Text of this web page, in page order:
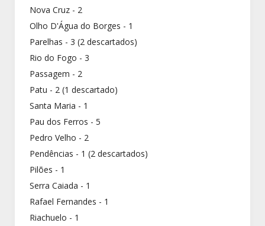
Nova Cruz - 2
Olho D'Água do Borges - 1
Parelhas - 3 (2 descartados)
Rio do Fogo - 3
Passagem - 2
Patu - 2 (1 descartado)
Santa Maria - 1
Pau dos Ferros - 5
Pedro Velho - 2
Pendências - 1 (2 descartados)
Pilões - 1
Serra Caiada - 1
Rafael Fernandes - 1
Riachuelo - 1